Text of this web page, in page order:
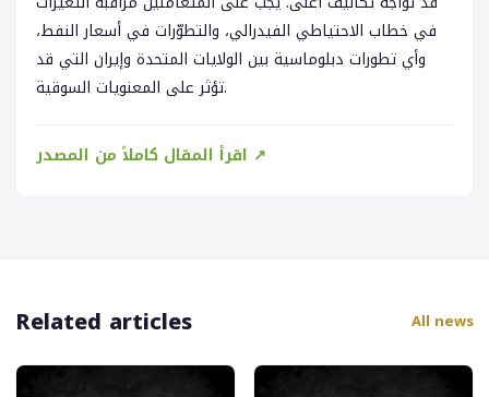
في خطاب الاحتياطي الفيدرالي، والتطوّرات في أسعار النفط،
وأي تطورات دبلوماسية بين الولايات المتحدة وإيران التي قد
تؤثر على المعنويات السوقية.
اقرأ المقال كاملاً من المصدر ↗
Related articles All news